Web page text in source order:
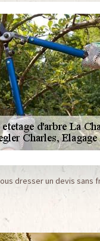
dresser un devis